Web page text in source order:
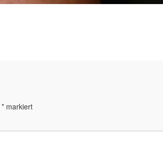
* markiert